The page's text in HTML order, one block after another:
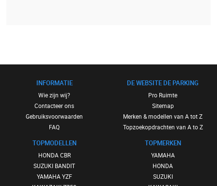
INFORMATIE
Wie zijn wij?
Contacteer ons
Gebruiksvoorwaarden
FAQ
TOPMODELLEN
HONDA CBR
SUZUKI BANDIT
YAMAHA YZF
DE WEBSITE DE PARKING
Pro Ruimte
Sitemap
Merken & modellen van A tot Z
Topzoekopdrachten van A to Z
TOPMERKEN
YAMAHA
HONDA
SUZUKI